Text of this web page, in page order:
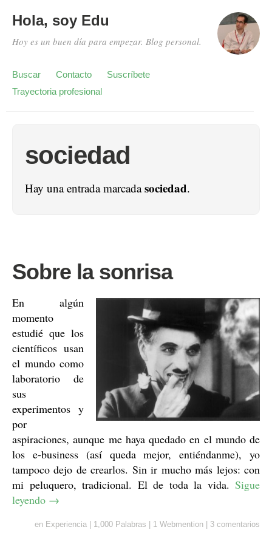
Hola, soy Edu
Hoy es un buen día para empezar. Blog personal.
Buscar Contacto
Suscríbete
Trayectoria profesional
sociedad
Hay una entrada marcadasociedad.
Sobre la sonrisa
En algún
momento
estudié que los
científicos usan
el mundo como
laboratorio de
sus
experimentos y
por
aspiraciones, aunque me haya quedado en el mundo de
los e-business (así queda mejor, entiéndanme), yo
tampoco dejo de crearlos. Sin ir mucho más lejos: con
mi peluquero, tradicional. El de toda la vida. Sigue
leyendo →
en Experiencia 1,000 Palabras 1 Webmention 3 comentarios